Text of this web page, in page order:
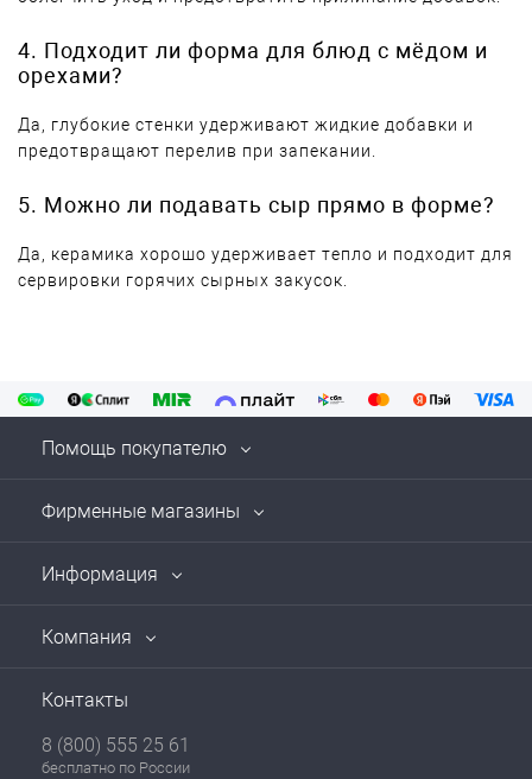
4. Подходит ли форма для блюд с мёдом и
орехами?
Да, глубокие стенки удерживают жидкие добавки и
предотвращают перелив при запекании.
5. Можно ли подавать сыр прямо в форме?
Да, керамика хорошо удерживает тепло и подходит для
сервировки горячих сырных закусок.
Помощь покупателю
Фирменные магазины
Информация
Компания
Контакты
8 (800) 555 25 61
бесплатно по России